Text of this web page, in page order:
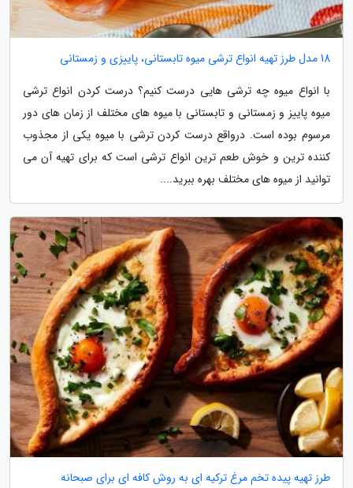
18 مدل طرز تهیه انواع ترشی میوه تابستانی، پاییزی و زمستانی
با انواع میوه چه ترشی هایی درست کنیم؟ درست کردن انواع ترشی
میوه پاییز و زمستانی و تابستانی با میوه های مختلف از زمان های دور
مرسوم بوده است. درواقع درست کردن ترشی با میوه یکی از مجذوب
کننده ترین و خوش طعم ترین انواع ترشی است که برای تهیه آن می
توانید از میوه های مختلف بهره ببرید....
طرز تهیه پیده تخم مرغ ترکیه ای به روش کافه ای برای صبحانه